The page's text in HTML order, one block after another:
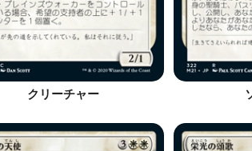
クリーチャー